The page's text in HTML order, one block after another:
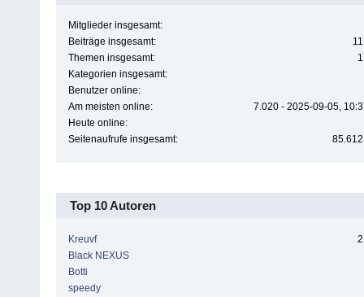
Mitglieder insgesamt:
Beiträge insgesamt:
Themen insgesamt:
Kategorien insgesamt:
Benutzer online:
Am meisten online:
7.020 - 2025-09-05,
Heute online:
Seitenaufrufe insgesamt:
Top 10 Autoren
Kreuvf
Black NEXUS
Botti
speedy